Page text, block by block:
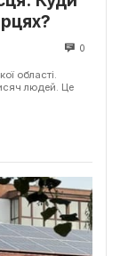
0
області.
людей. Це